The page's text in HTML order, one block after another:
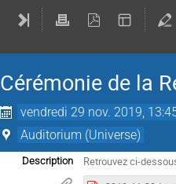
Cérémonie de la
vendredi 29 nov. 2019,
Auditorium (Universe)
Description
Retrouvez ci-